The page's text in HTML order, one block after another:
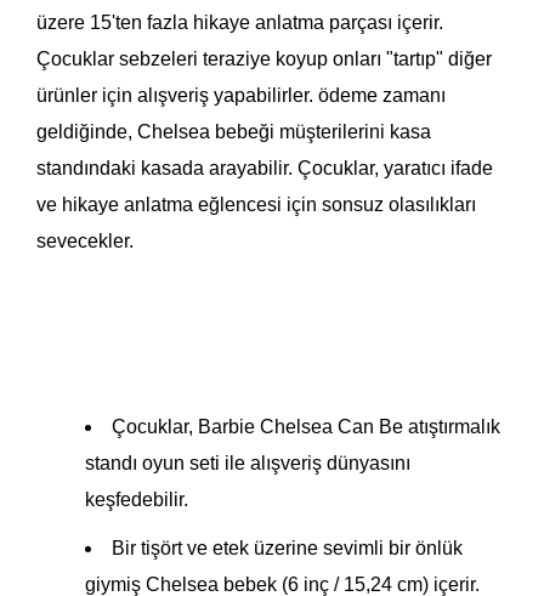
üzere 15'ten fazla hikaye anlatma parçası içerir.
Çocuklar sebzeleri teraziye koyup onları "tartıp" diğer
ürünler için alışveriş yapabilirler. ödeme zamanı
geldiğinde, Chelsea bebeği müşterilerini kasa
standındaki kasada arayabilir. Çocuklar, yaratıcı ifade
ve hikaye anlatma eğlencesi için sonsuz olasılıkları
sevecekler.
Çocuklar, Barbie Chelsea Can Be atıştırmalık
standı oyun seti ile alışveriş dünyasını
keşfedebilir.
Bir tişört ve etek üzerine sevimli bir önlük
giymiş Chelsea bebek (6 inç / 15,24 cm) içerir.